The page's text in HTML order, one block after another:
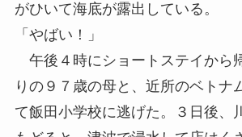
がひいて海底が露出している。
「やばい！」
午後４時にショートステイから
りの９７歳の母と、近所のベトナ
て飯田小学校に逃げた。３日後、